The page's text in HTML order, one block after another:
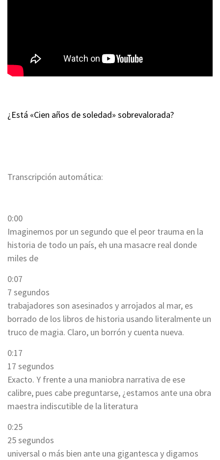
¿Está «Cien años de soledad» sobrevalorada?
Transcripción automática:
0:00
Imaginemos por un segundo que el peor trauma en la
historia de todo un país, eh una masacre real donde
miles de
0:07
7 segundos
trabajadores son asesinados y arrojados al mar, es
borrado de los libros de historia usando literalmente un
truco de magia. Claro, un borrón y cuenta nueva.
0:17
17 segundos
Exacto. Y frente a una maniobra narrativa de ese
calibre, pues cabe preguntarse, ¿estamos ante una obra
maestra indiscutible de la literatura
0:25
25 segundos
universal o más bien ante una gigantesca y digamos